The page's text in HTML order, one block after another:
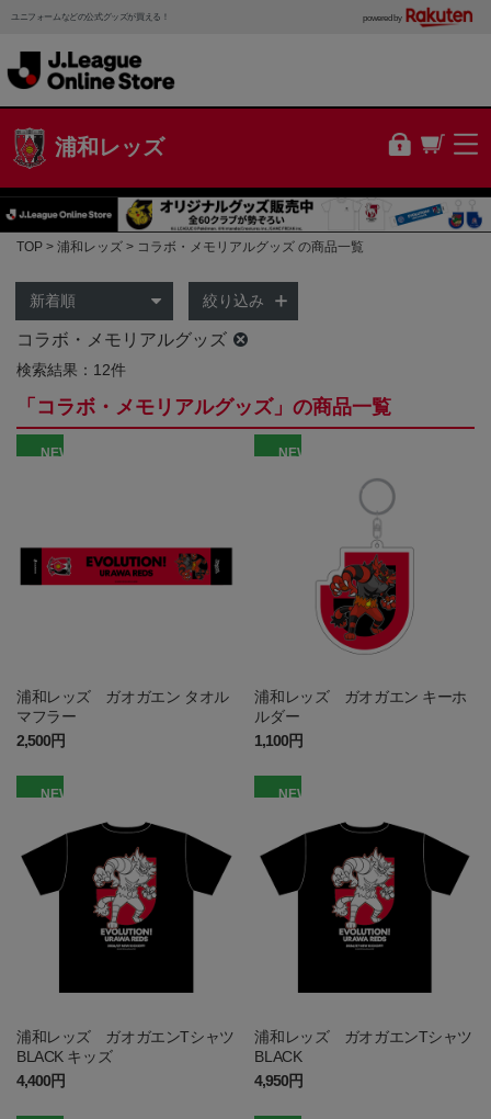
ユニフォームなどの公式グッズが買える！ powered by
浦和レッズ
TOP 浦和レッズ コラボ・メモリアルグッズ の商品一覧
絞り込み
コラボ・メモリアルグッズ
検索結果：12件
「コラボ・メモリアルグッズ」の商品一覧
NEW
浦和レッズ ガオガエン タオル
マフラー
2,500円
NEW
浦和レッズ ガオガエン キーホ
ルダー
1,100円
NEW
浦和レッズ ガオガエンTシャツ
BLACK キッズ
4,400円
NEW
浦和レッズ ガオガエンTシャツ
BLACK
4,950円